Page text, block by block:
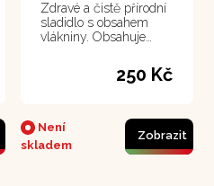
Zdravé a čistě přírodní
sladidlo s obsahem
vlákniny. Obsahuje
minerálních látek a250 Kč
Není
skladem
Zobrazit